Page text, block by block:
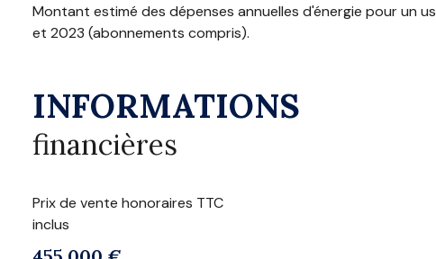
Montant estimé des dépenses annuelles d'énergie pour un
et 2023 (abonnements compris).
INFORMATIONS
financières
Prix de vente honoraires TTC
inclus